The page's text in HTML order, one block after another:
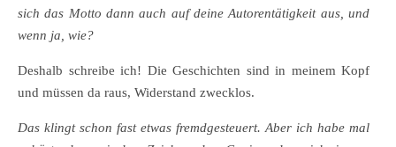
sich das Motto dann auch auf deine Autorentätigkeit aus, und
wenn ja, wie?
Deshalb schreibe ich! Die Geschichten sind in meinem Kopf
und müssen da raus, Widerstand zwecklos.
Das klingt schon fast etwas fremdgesteuert. Aber ich habe mal